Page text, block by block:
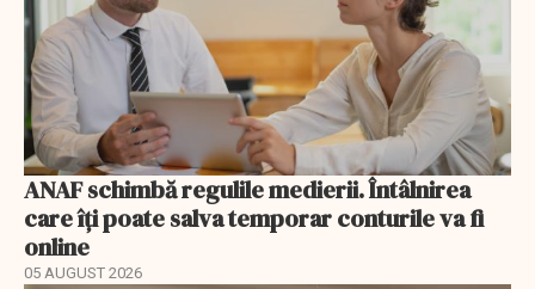
ANAF schimbă regulile medierii. Întâlnirea
care îți poate salva temporar conturile va fi
online
05 AUGUST 2026